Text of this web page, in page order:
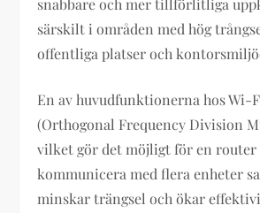
snabbare och mer tillförlitliga
särskilt i områden med hög
offentliga platser och
En av huvudfunktionerna hos Wi-
(Orthogonal Frequency Division
vilket gör det möjligt för en router
kommunicera med flera enheter
minskar trängsel och ökar